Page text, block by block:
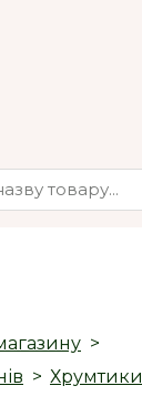
Хрумтики